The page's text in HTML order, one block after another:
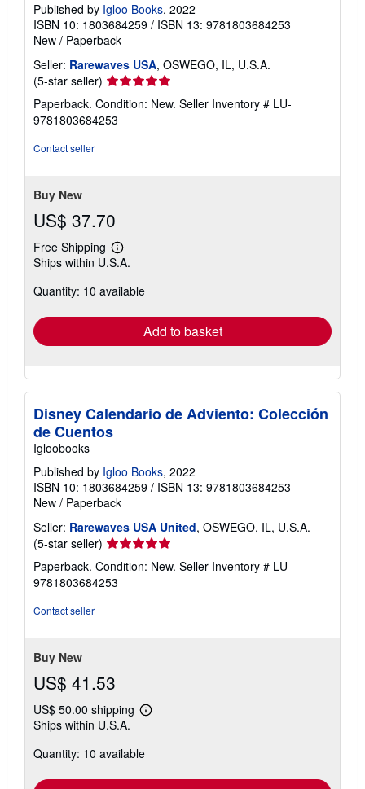
Published by Igloo Books, 2022
ISBN 10: 1803684259 / ISBN 13: 9781803684253
New / Paperback
Seller: Rarewaves USA, OSWEGO, IL, U.S.A.
(5-star seller) Seller
rating
5
out
Paperback. Condition: New. Seller Inventory # LU-
9781803684253
Contact seller
Buy New
US$ 37.70
Free Shipping
Learn
more
shipping
Ships within U.S.A.
Quantity: 10 available
Add to basket
Disney Calendario de Adviento: Colección
de Cuentos
Igloobooks
Published by Igloo Books, 2022
ISBN 10: 1803684259 / ISBN 13: 9781803684253
New / Paperback
Seller: Rarewaves USA United, OSWEGO, IL, U.S.A.
(5-star seller) Seller
rating
5
out
Paperback. Condition: New. Seller Inventory # LU-
9781803684253
Contact seller
Buy New
US$ 41.53
US$ 50.00 shipping
Learn
shipping
Ships within U.S.A.
Quantity: 10 available